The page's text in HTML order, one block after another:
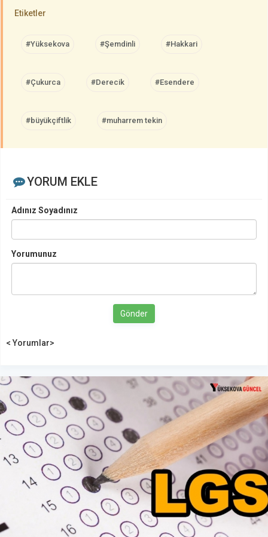
Etiketler
#Yüksekova #Şemdinli #Hakkari
#Çukurca #Derecik #Esendere
#büyükçiftlik #muharrem tekin
YORUM EKLE
Adınız Soyadınız
Yorumunuz
Gönder
< Yorumlar>